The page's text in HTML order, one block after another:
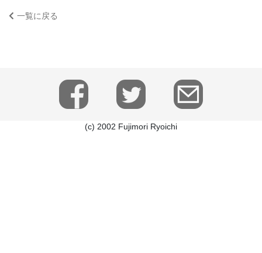
一覧に戻る
(c) 2002 Fujimori Ryoichi